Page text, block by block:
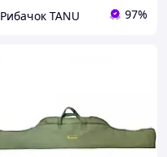
Рибачок TANU 97%